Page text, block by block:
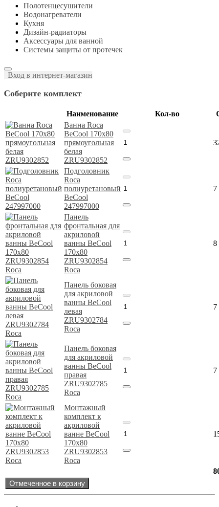
Полотенцесушители
Водонагреватели
Кухня
Дизайн-радиаторы
Аксессуары для ванной
Системы защиты от протечек
Вход в интернет-магазин
Соберите комплект
Наименование Кол-во
Ванна Roca
BeCool 170x80
прямоугольная
белая
ZRU9302852
Подголовник
Roca
полиуретановый
BeCool
247997000
7
Панель
фронтальная для
акриловой
ванны BeCool
170х80
ZRU9302854
Roca
8
Панель боковая
для акриловой
ванны BeCool
левая
ZRU9302784
Roca
7
Панель боковая
для акриловой
ванны BeCool
правая
ZRU9302785
Roca
7
Монтажный
комплект к
акриловой
ванне BeCool
170х80
ZRU9302853
Roca
Отмеченное в корзину